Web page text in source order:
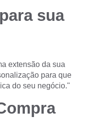
sua
extensão da sua
para que
do seu negócio."